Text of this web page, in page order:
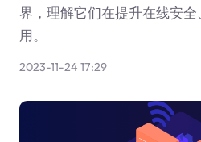
界，理解它们在提升在线安
用。
2023-11-24 17:29